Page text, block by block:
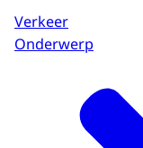
Verkeer
Onderwerp